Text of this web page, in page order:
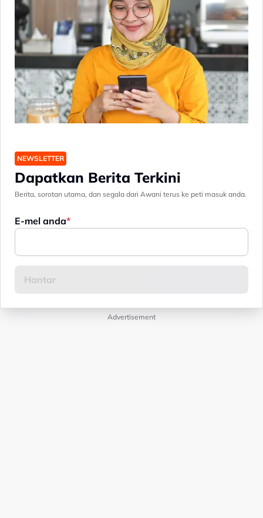
NEWSLETTER
Dapatkan Berita Terkini
Berita, sorotan utama, dan segala dari Awani terus ke peti masuk anda.
E-mel anda
Advertisement